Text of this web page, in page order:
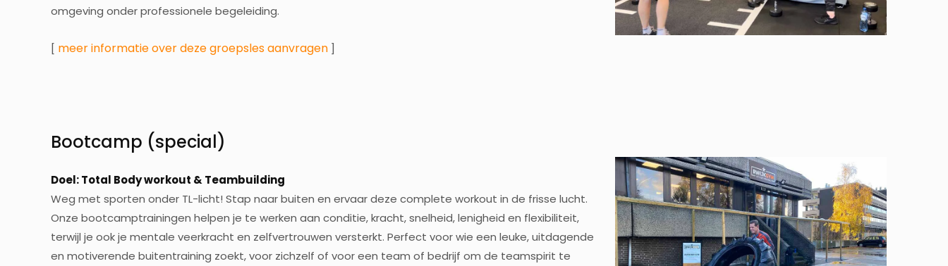
omgeving onder professionele begeleiding.
[ meer informatie over deze groepsles aanvragen ]
Bootcamp (special)
Doel: Total Body workout & Teambuilding
Weg met sporten onder TL-licht! Stap naar buiten en ervaar deze complete workout in de frisse lucht.
Onze bootcamptrainingen helpen je te werken aan conditie, kracht, snelheid, lenigheid en flexibiliteit,
terwijl je ook je mentale veerkracht en zelfvertrouwen versterkt. Perfect voor wie een leuke, uitdagende
en motiverende buitentraining zoekt, voor zichzelf of voor een team of bedrijf om de teamspirit te